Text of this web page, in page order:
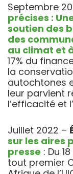
Septembre
précises :
soutien des
des
au climat et
17% du
la
autochtones
leur parvient
l’efficacité et
Juillet 2022 –
sur les aires
presse : Du
tout premier